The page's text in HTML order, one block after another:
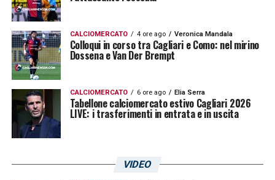
CALCIOMERCATO 4 ore ago Veronica Mandala
Colloqui in corso tra Cagliari e Como: nel mirino
Dossena e Van Der Brempt
CALCIOMERCATO 6 ore ago Elia Serra
Tabellone calciomercato estivo Cagliari 2026
LIVE: i trasferimenti in entrata e in uscita
VIDEO